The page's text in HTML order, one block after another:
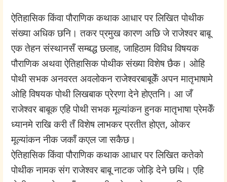
ऐतिहासिक किंवा पौराणिक कथाक आधार पर लिखित पोथीक
संख्या अधिक छनि। तकर प्रमुख कारण अछि जे राजेश्वर बाबू
एक तेहन संस्थानसँ सम्बद्ध छलाह, जाहिठाम विविध विषयक
पौराणिक अथवा ऐतिहासिक पोथीक संख्या विशेष छैक। ओहि
पोथी सभक अनवरत अवलोकन राजेश्वरबाबूकेँ अपन मातृभाषामे
ओहि विषयक पोथी लिखबाक प्रेरणा देने होएतनि। आ जँ
राजेश्वर बाबूक एहि पोथी सभक मूल्यांकन हुनक मातृभाषा प्रेमकेँ
ध्यानमे राखि करी तँ विशेष लाभकर प्रतीत होएत, ओकर
मूल्यांकन नीक जकाँ कएल जा सकैछ।
ऐतिहासिक किंवा पौराणिक कथाक आधार पर लिखित कतेको
पोथीक नामक संग राजेश्वर बाबू नाटक जोड़ि देने छथि। एहि